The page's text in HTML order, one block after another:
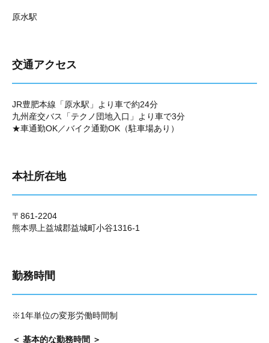
原水駅
交通アクセス
JR豊肥本線「原水駅」より車で約24分
九州産交バス「テクノ団地入口」より車で3分
★車通勤OK／バイク通勤OK（駐車場あり）
本社所在地
〒861-2204
熊本県上益城郡益城町小谷1316-1
勤務時間
※1年単位の変形労働時間制
＜ 基本的な勤務時間 ＞